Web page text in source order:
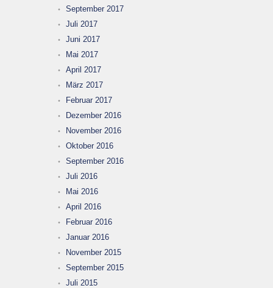
September 2017
Juli 2017
Juni 2017
Mai 2017
April 2017
März 2017
Februar 2017
Dezember 2016
November 2016
Oktober 2016
September 2016
Juli 2016
Mai 2016
April 2016
Februar 2016
Januar 2016
November 2015
September 2015
Juli 2015